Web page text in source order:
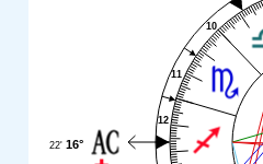
10
11
12
16°
22'